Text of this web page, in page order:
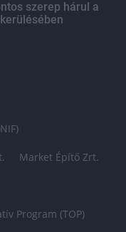
szerep hárul a
Market Építő Zrt.
Program (TOP)